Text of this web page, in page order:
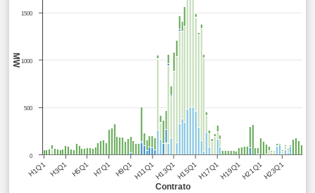
Contrato
MW
H1Q1 H3Q1 H5Q1 H7Q1 H9Q1H11Q1H13Q1H15Q1H17Q1H19Q1H21Q1H23Q1
0
500
1000
1500